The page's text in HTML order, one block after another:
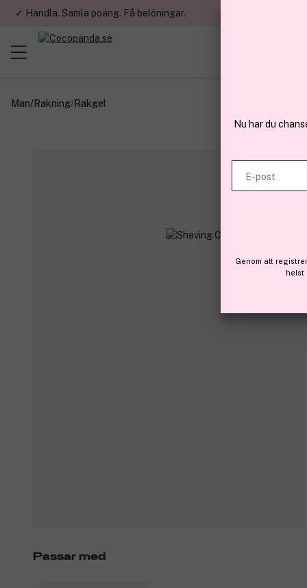
✓ Handla. Samla poäng. Få belöningar.
Man/Rakning/Rakgel
Passar med
Nu har du
E-post
Genom att
helst